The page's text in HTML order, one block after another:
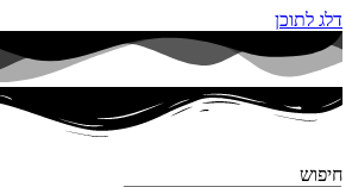
דלג לתוכן
חיפוש